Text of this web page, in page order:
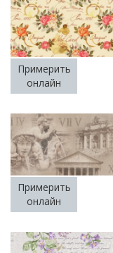
Примерить
онлайн
Примерить
онлайн